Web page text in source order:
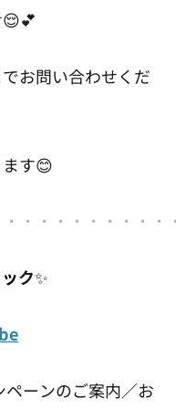
お問い合わせくだ
す😊
・・・・・・ ・ ・
ク✨
ーンのご案内／お